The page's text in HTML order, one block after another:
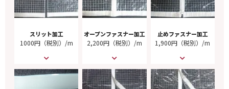
スリット加工
1000円（税別）/m
オープンファスナー加工
2,200円（税別）/m
止めファスナー加工
1,900円（税別）/m